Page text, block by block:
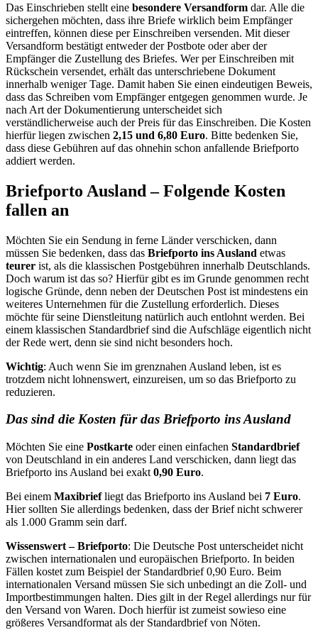
Das Einschrieben stellt eine besondere Versandform dar. Alle die
sichergehen möchten, dass ihre Briefe wirklich beim Empfänger
eintreffen, können diese per Einschreiben versenden. Mit dieser
Versandform bestätigt entweder der Postbote oder aber der
Empfänger die Zustellung des Briefes. Wer per Einschreiben mit
Rückschein versendet, erhält das unterschriebene Dokument
innerhalb weniger Tage. Damit haben Sie einen eindeutigen Beweis,
dass das Schreiben vom Empfänger entgegen genommen wurde. Je
nach Art der Dokumentierung unterscheidet sich
verständlicherweise auch der Preis für das Einschreiben. Die Kosten
hierfür liegen zwischen 2,15 und 6,80 Euro. Bitte bedenken Sie,
dass diese Gebühren auf das ohnehin schon anfallende Briefporto
addiert werden.
Briefporto Ausland – Folgende Kosten
fallen an
Möchten Sie ein Sendung in ferne Länder verschicken, dann
müssen Sie bedenken, dass das Briefporto ins Ausland etwas
teurer ist, als die klassischen Postgebühren innerhalb Deutschlands.
Doch warum ist das so? Hierfür gibt es im Grunde genommen recht
logische Gründe, denn neben der Deutschen Post ist mindestens ein
weiteres Unternehmen für die Zustellung erforderlich. Dieses
möchte für seine Dienstleitung natürlich auch entlohnt werden. Bei
einem klassischen Standardbrief sind die Aufschläge eigentlich nicht
der Rede wert, denn sie sind nicht besonders hoch.
Wichtig: Auch wenn Sie im grenznahen Ausland leben, ist es
trotzdem nicht lohnenswert, einzureisen, um so das Briefporto zu
reduzieren.
Das sind die Kosten für das Briefporto ins Ausland
Möchten Sie eine Postkarte oder einen einfachen Standardbrief
von Deutschland in ein anderes Land verschicken, dann liegt das
Briefporto ins Ausland bei exakt 0,90 Euro.
Bei einem Maxibriefliegt das Briefporto ins Ausland bei 7 Euro.
Hier sollten Sie allerdings bedenken, dass der Brief nicht schwerer
als 1.000 Gramm sein darf.
Wissenswert – Briefporto: Die Deutsche Post unterscheidet nicht
zwischen internationalen und europäischen Briefporto. In beiden
Fällen kostet zum Beispiel der Standardbrief 0,90 Euro. Beim
internationalen Versand müssen Sie sich unbedingt an die Zoll- und
Importbestimmungen halten. Dies gilt in der Regel allerdings nur für
den Versand von Waren. Doch hierfür ist zumeist sowieso eine
größeres Versandformat als der Standardbrief von Nöten.